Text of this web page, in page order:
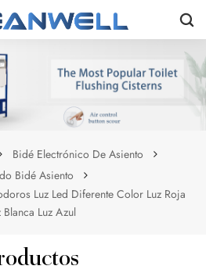
Bidé Electrónico De Asiento
Bidé Asiento
Luz Led Diferente Color Luz Roja
Blanca Luz Azul